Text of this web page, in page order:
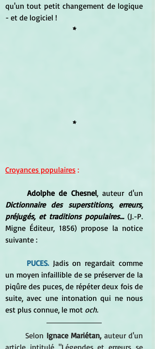
qu'un tout petit changement de logique
- et de logiciel !
*
*
Croyances populaires :
Adolphe de Chesnel
Dictionnaire des superstitions, erreurs,
préjugés, et traditions populaires... (J.-P.
Migne Éditeur, 1856) propose la notice
suivante :
PUCES. Jadis on regardait comme
un moyen infaillible de se préserver de la
piqûre des puces, de répéter deux fois de
suite, avec une intonation qui ne nous
est plus connue, le mot och.
Selon Ignace Mariétan, auteur d'un